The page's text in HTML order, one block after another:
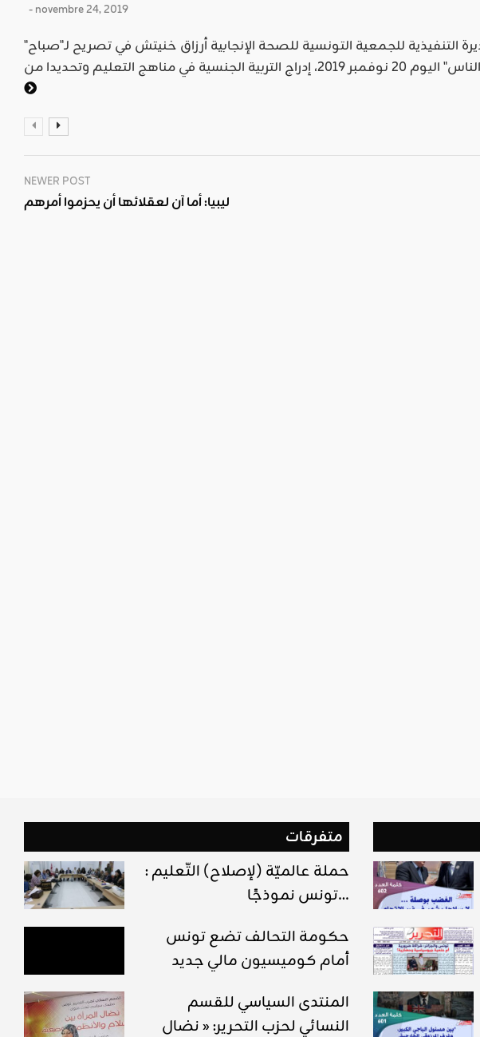
- novembre 24, 2019
"أكّدت المديرة التنفيذية للجمعية التونسية للصحة الإنجابية أرزاق خنيتش في تصريح لـ"صباح
NEWER POST
ليبيا: أما آن لعقلائها أن يحزموا أمرهم
متفرقات
حملة عالميّة (لإصلاح) التّعليم :
تونس نموذجًا…
حكومة التحالف تضع تونس
أمام كوميسيون مالي جديد
المنتدى السياسي للقسم
النسائي لحزب التحرير: « نضال